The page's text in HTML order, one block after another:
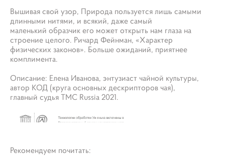
Вышивая свой узор, Природа пользуется лишь самыми
длинными нитями, и всякий, даже самый
маленький образчик его может открыть нам глаза на
строение целого. Ричард Фейнман, «Характер
физических законов». Больше ожиданий, приятнее
комплимента.
Описание: Елена Иванова, энтузиаст чайной культуры,
автор КОД (круга основных дескрипторов чая),
главный судья ТМС Russia 2021.
Рекомендуем почитать: